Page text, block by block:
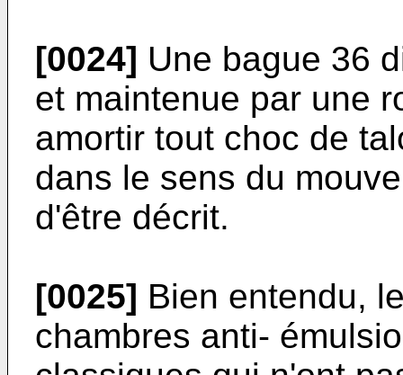
[0024] Une bague 36
et maintenue par une
amortir tout choc de
dans le sens du
d'être décrit.
[0025] Bien entendu,
chambres anti-